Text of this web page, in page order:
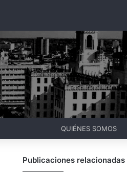
QUIÉNES SOMOS
Publicaciones relacionadas